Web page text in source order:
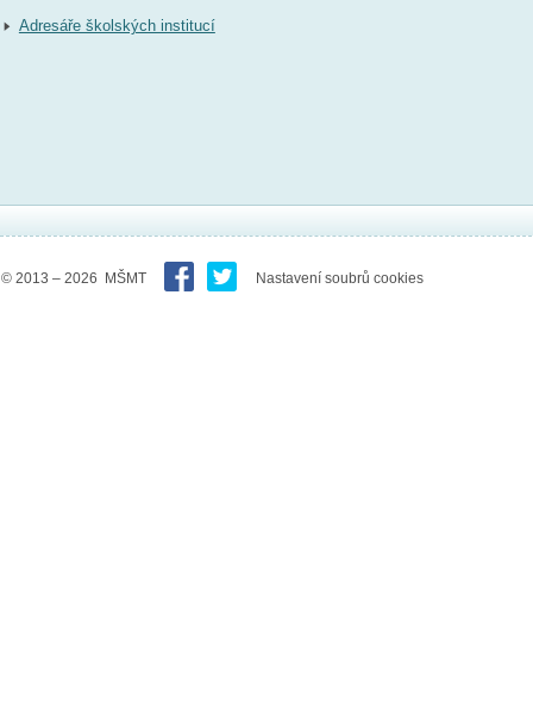
Adresáře školských institucí
© 2013 – 2026 MŠMT Nastavení soubrů cookies